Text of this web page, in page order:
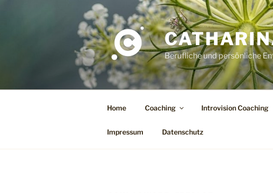
Berufliche und persönliche
Home Coaching Introvision Coaching
Impressum Datenschutz